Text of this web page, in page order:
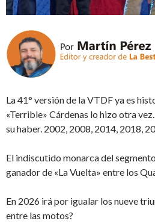
La 41° versión de la VTDF ya es
«Terrible» Cárdenas lo hizo otra
su haber. 2002, 2008, 2014, 2018,
El indiscutido monarca del
ganador de «La Vuelta» entre los
En 2026 irá por igualar los nueve
entre las motos?